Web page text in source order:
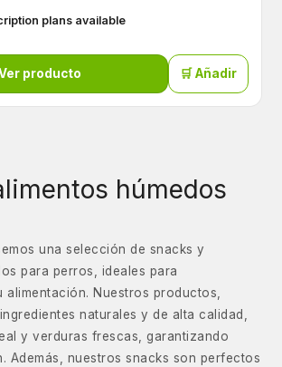
plans available
producto 🛒 Añadir
húmedos
una selección de snacks y
para perros, ideales para
alimentación. Nuestros productos,
naturales y de alta calidad,
y verduras frescas, garantizando
Además, nuestros snacks son perfectos